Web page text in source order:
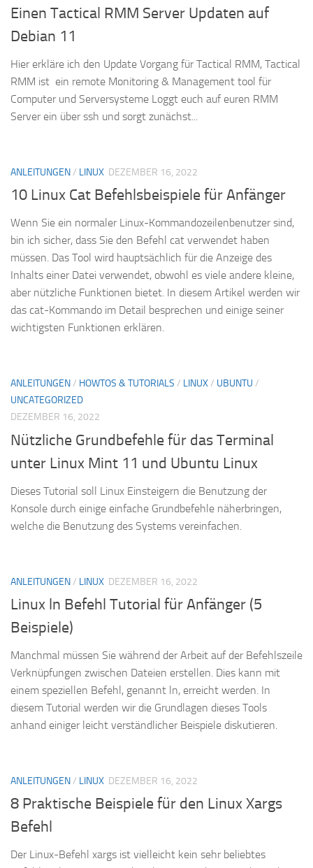
Einen Tactical RMM Server Updaten auf
Debian 11
Hier erkläre ich den Update Vorgang für Tactical RMM, Tactical
RMM ist ein remote Monitoring & Management tool für
Computer und Serversysteme Loggt euch auf euren RMM
Server ein über ssh und sorgt zunächst...
ANLEITUNGEN/ LINUX DEZEMBER 16, 2022
10 Linux Cat Befehlsbeispiele für Anfänger
Wenn Sie ein normaler Linux-Kommandozeilenbenutzer sind,
bin ich sicher, dass Sie den Befehl cat verwendet haben
müssen. Das Tool wird hauptsächlich für die Anzeige des
Inhalts einer Datei verwendet, obwohl es viele andere kleine,
aber nützliche Funktionen bietet. In diesem Artikel werden wir
das cat-Kommando im Detail besprechen und einige seiner
wichtigsten Funktionen erklären.
ANLEITUNGEN/ HOWTOS & TUTORIALS / LINUX/ UBUNTU /
UNCATEGORIZED
DEZEMBER 16, 2022
Nützliche Grundbefehle für das Terminal
unter Linux Mint 11 und Ubuntu Linux
Dieses Tutorial soll Linux Einsteigern die Benutzung der
Konsole durch einige einfache Grundbefehle näherbringen,
welche die Benutzung des Systems vereinfachen.
ANLEITUNGEN/ LINUX DEZEMBER 16, 2022
Linux ln Befehl Tutorial für Anfänger (5
Beispiele)
Manchmal müssen Sie während der Arbeit auf der Befehlszeile
Verknüpfungen zwischen Dateien erstellen. Dies kann mit
einem speziellen Befehl, genannt ln, erreicht werden. In
diesem Tutorial werden wir die Grundlagen dieses Tools
anhand einiger leicht verständlicher Beispiele diskutieren.
ANLEITUNGEN/ LINUX DEZEMBER 16, 2022
8 Praktische Beispiele für den Linux Xargs
Befehl
Der Linux-Befehl xargs ist vielleicht kein sehr beliebtes